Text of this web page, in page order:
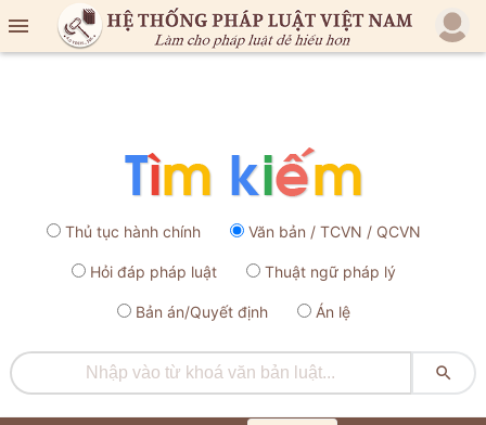

Thủ tục hành chính Văn bản / TCVN / QCVN
Hỏi đáp pháp luật Thuật ngữ pháp lý
Bản án/Quyết định Án lệ
